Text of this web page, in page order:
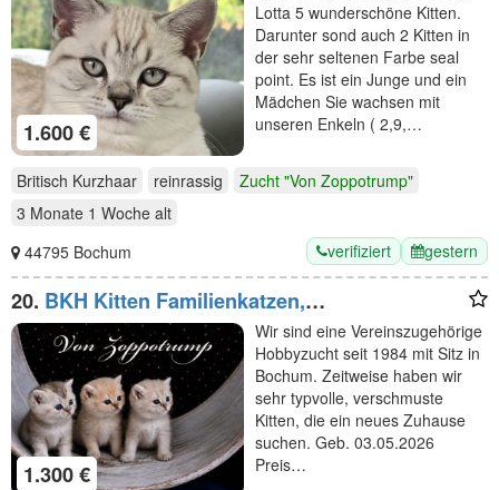
1.600 €
Lotta 5 wunderschöne Kitten.
Darunter sond auch 2 Kitten in
der sehr seltenen Farbe seal
point. Es ist ein Junge und ein
Mädchen Sie wachsen mit
unseren Enkeln ( 2,9,…
Britisch Kurzhaar reinrassig
Zucht "Von Zoppotrump"
3 Monate 1 Woche alt
44795 Bochum
verifiziert gestern
20. BKH Kitten Familienkatzen,
Stammbaum,geimpft,gechipt
GESUNDHEITSZEUGNIS ,EU Ausweis
1.300 €
Wir sind eine Vereinszugehörige
Hobbyzucht seit 1984 mit Sitz in
Bochum. Zeitweise haben wir
sehr typvolle, verschmuste
Kitten, die ein neues Zuhause
suchen. Geb. 03.05.2026
Preis…